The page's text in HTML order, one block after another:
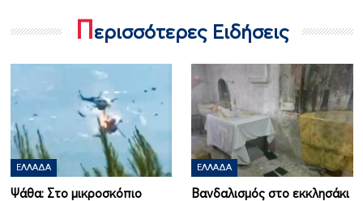
Περισσότερες Ειδήσεις
ΕΛΛΆΔΑ
Ψάθα: Στο μικροσκόπιο
ΕΛΛΆΔΑ
Βανδαλισμός στο εκκλησάκι